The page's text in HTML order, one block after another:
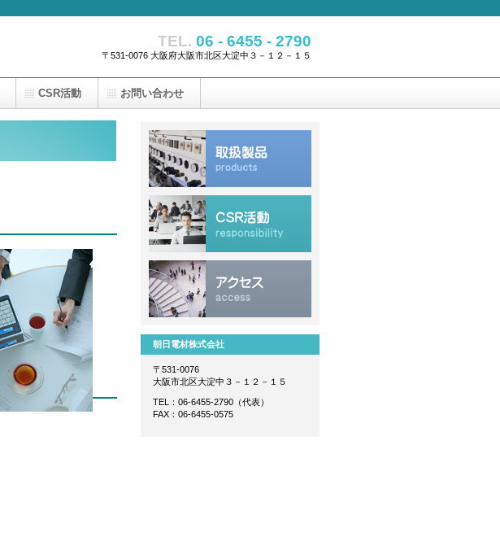
TEL. 06 - 6455 - 2790
〒531-0076 大阪府大阪市北区大淀中３－１２－１５
CSR活動 お問い合わせ
朝日電材株式会社
〒531-0076
大阪市北区大淀中３－１２－１５
TEL：06-6455-2790（代表）
FAX：06-6455-0575